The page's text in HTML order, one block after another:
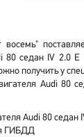
восемь"
80 седан IV 2.0
получить у
Audi 80
Audi 80 седан
ГИБДД